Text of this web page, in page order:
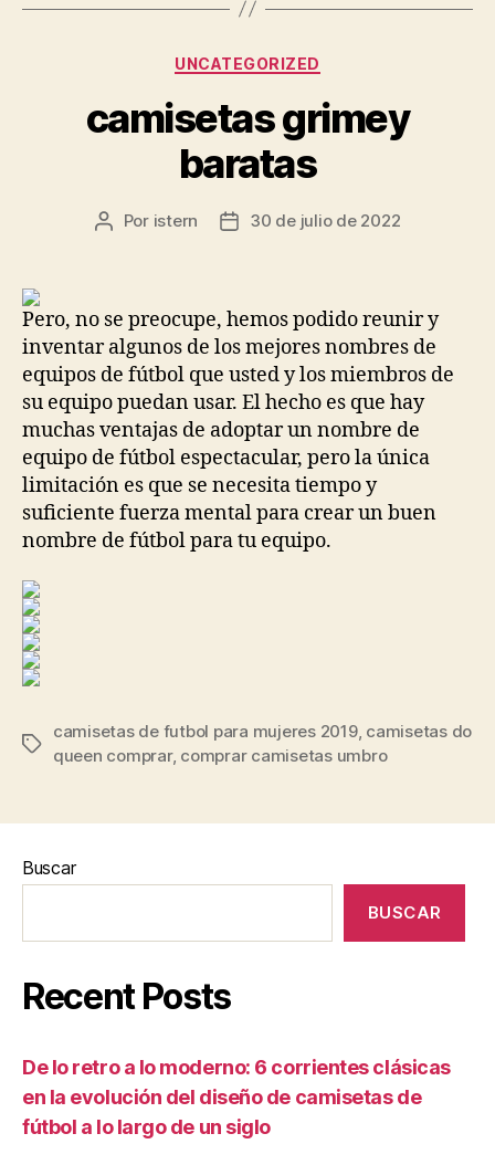
Categorías
UNCATEGORIZED
camisetas grimey
baratas
Autor
Por istern
Fecha30 de julio de 2022
Pero, no se preocupe, hemos podido reunir y
inventar algunos de los mejores nombres de
equipos de fútbol que usted y los miembros de
su equipo puedan usar. El hecho es que hay
muchas ventajas de adoptar un nombre de
equipo de fútbol espectacular, pero la única
limitación es que se necesita tiempo y
suficiente fuerza mental para crear un buen
nombre de fútbol para tu equipo.
Etiquetas
camisetas de futbol para mujeres 2019, camisetas do
queen comprar, comprar camisetas umbro
Buscar
BUSCAR
Recent Posts
De lo retro a lo moderno: 6 corrientes clásicas
en la evolución del diseño de camisetas de
fútbol a lo largo de un siglo